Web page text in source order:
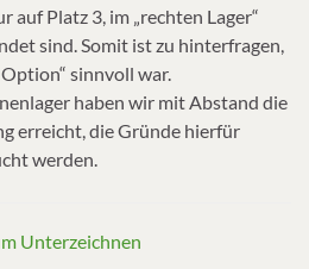
auf Platz 3, im „rechten Lager“
sind. Somit ist zu hinterfragen,
sinnvoll war.
haben wir mit Abstand die
erreicht, die Gründe hierfür
werden.
Unterzeichnen